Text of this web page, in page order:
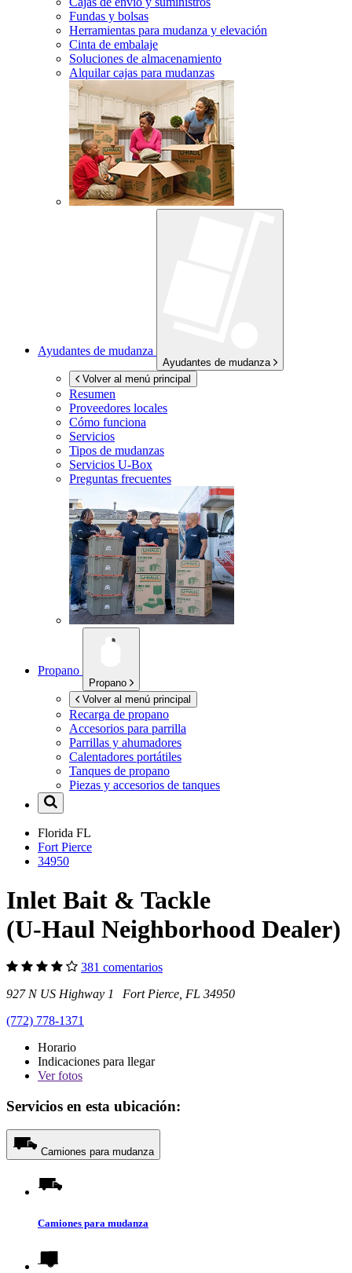
Fundas y bolsas
Herramientas para mudanza y elevación
Cinta de embalaje
Soluciones de almacenamiento
Alquilar cajas para mudanzas
Ayudantes de mudanza
Ayudantes de mudanza
Volver al menú principal
Resumen
Proveedores locales
Cómo funciona
Servicios
Tipos de mudanzas
Servicios U-Box
Preguntas frecuentes
Propano
Propano
Volver al menú principal
Recarga de propano
Accesorios para parrilla
Parrillas y ahumadores
Calentadores portátiles
Tanques de propano
Piezas y accesorios de tanques
Florida FL
Fort Pierce
34950
Inlet Bait & Tackle
(U-Haul Neighborhood Dealer)
381 comentarios
927 N US Highway 1 Fort Pierce, FL 34950
(772) 778-1371
Horario
Indicaciones para llegar
Verfotos
Servicios en esta ubicación:
Camiones para mudanza
Camiones para mudanza